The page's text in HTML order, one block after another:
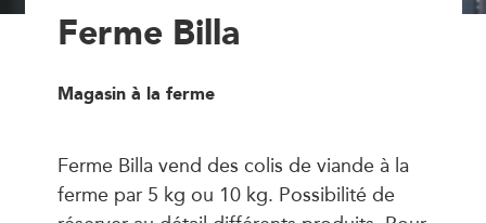
Ferme Billa
Magasin à la ferme
Ferme Billa vend des colis de viande à la
ferme par 5 kg ou 10 kg. Possibilité de